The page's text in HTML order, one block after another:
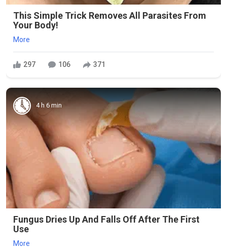
This Simple Trick Removes All Parasites From
Your Body!
More
297 106 371
4 h 6 min
Fungus Dries Up And Falls Off After The First
Use
More